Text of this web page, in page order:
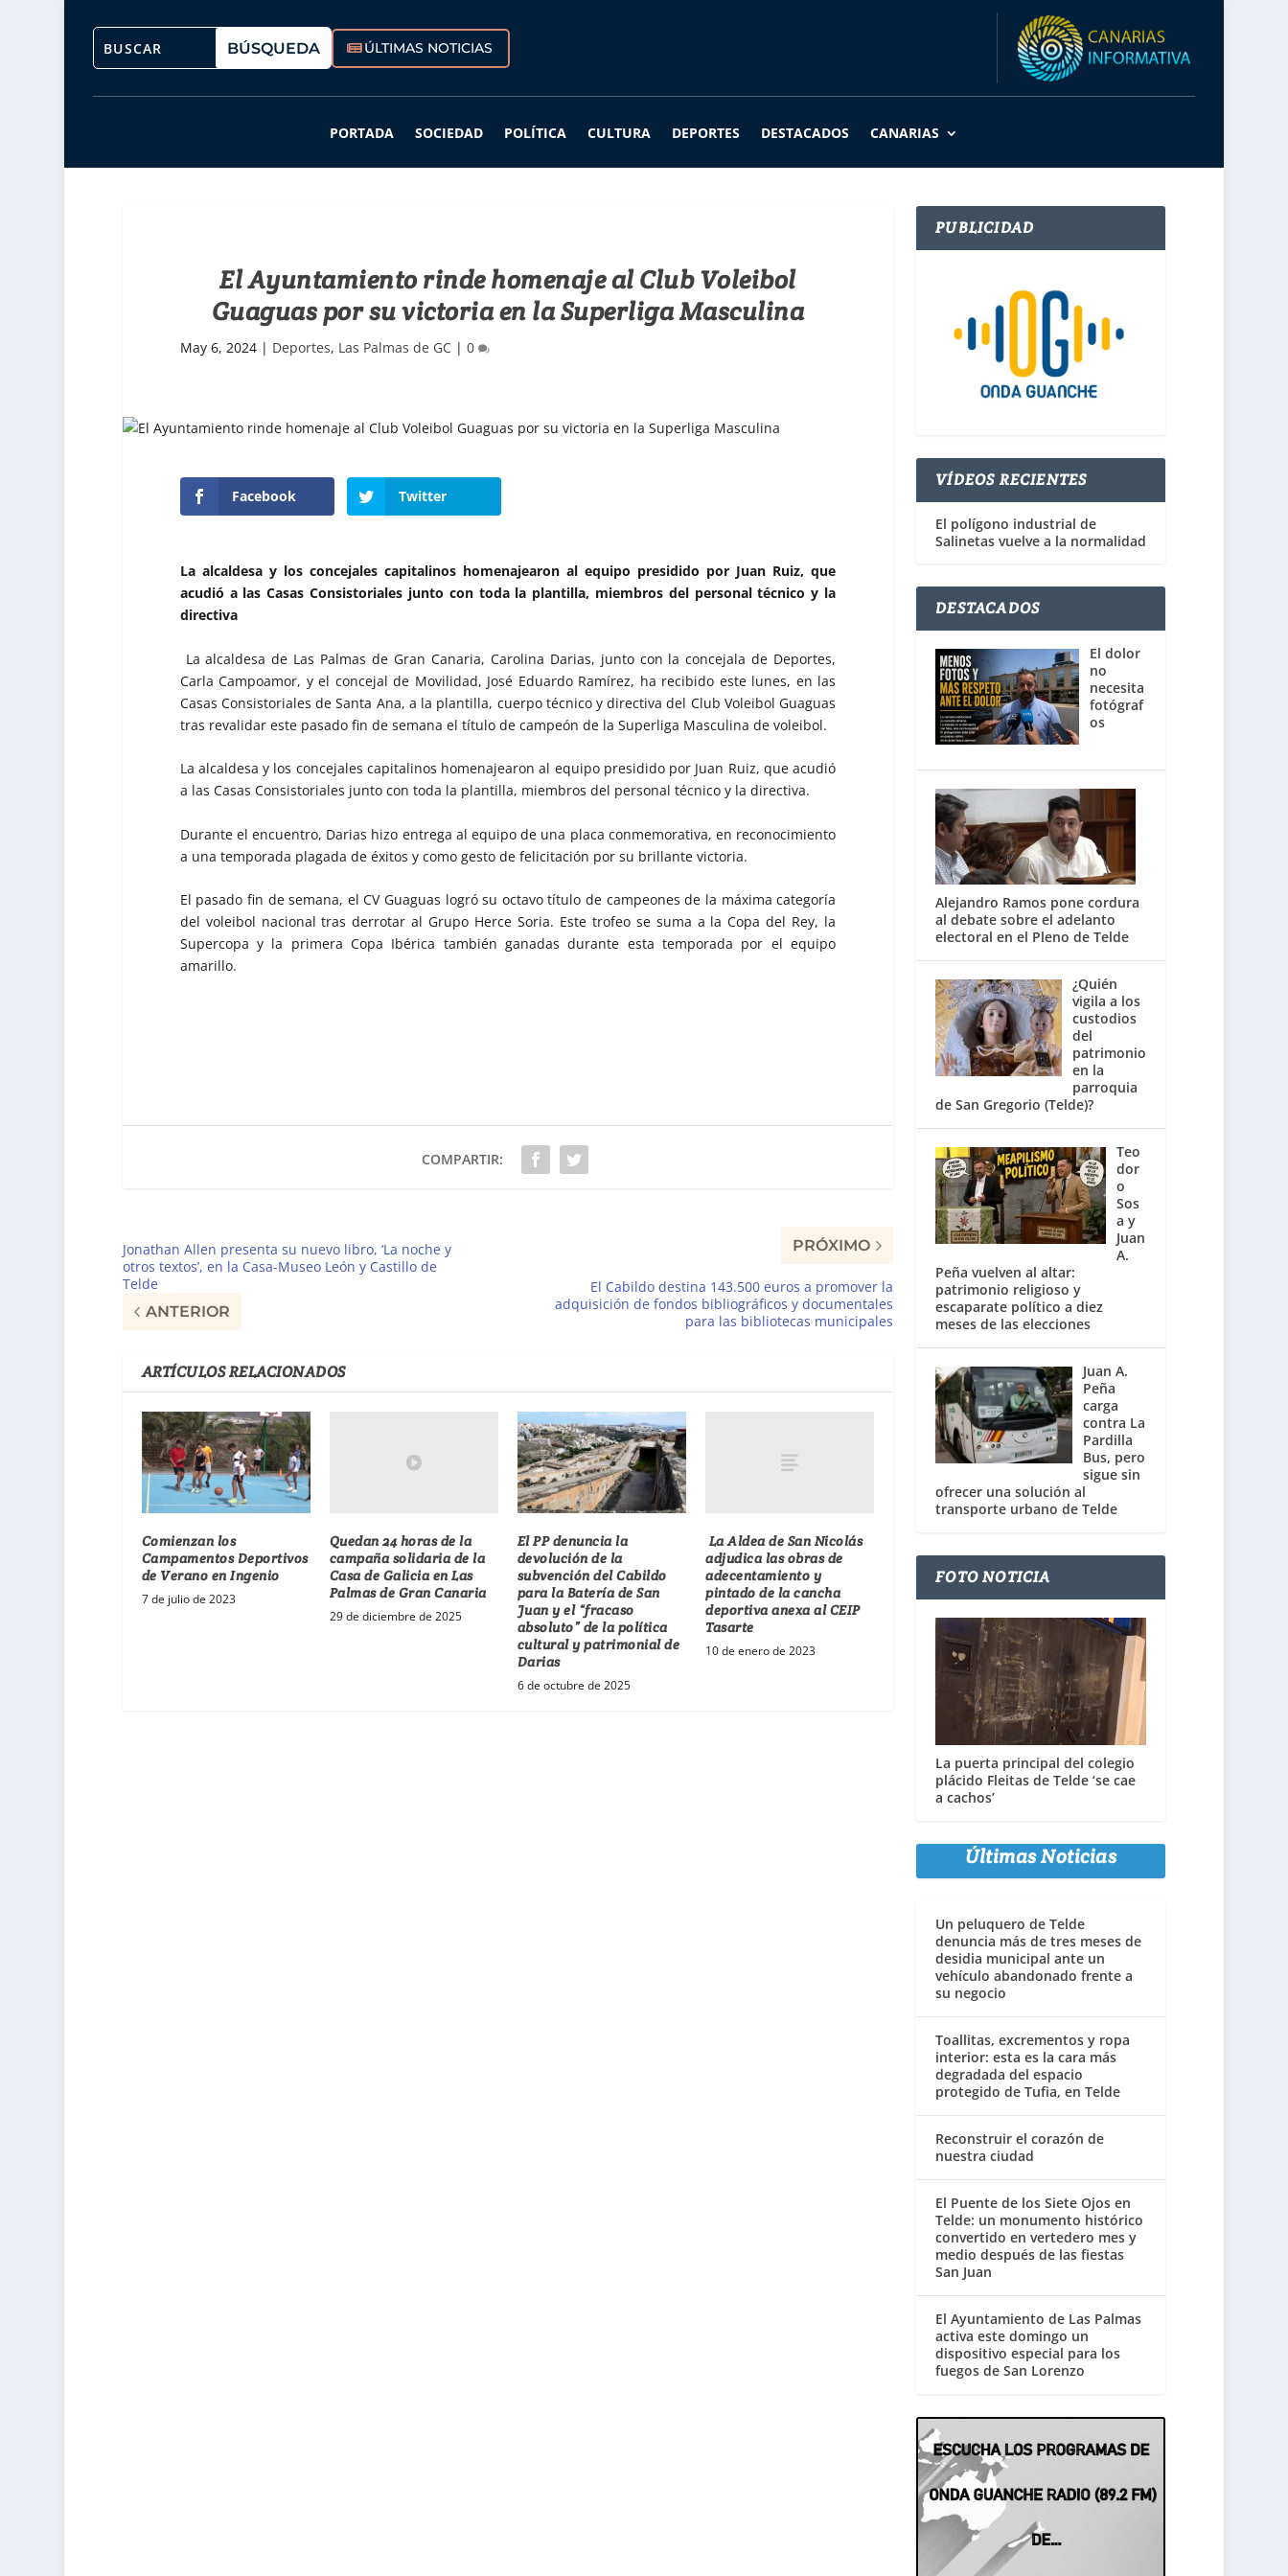
ÚLTIMAS NOTICIAS
PORTADA SOCIEDAD POLÍTICA CULTURA DEPORTES DESTACADOS CANARIAS
El Ayuntamiento rinde homenaje al Club Voleibol
Guaguas por su victoria en la Superliga Masculina
May 6, 2024| Deportes, Las Palmas de GC| 0
Facebook Twitter
La alcaldesa y los concejales capitalinos homenajearon al equipo presidido por Juan Ruiz, que
acudió a las Casas Consistoriales junto con toda la plantilla, miembros del personal técnico y la
directiva
La alcaldesa de Las Palmas de Gran Canaria, Carolina Darias, junto con la concejala de Deportes,
Carla Campoamor, y el concejal de Movilidad, José Eduardo Ramírez, ha recibido este lunes, en las
Casas Consistoriales de Santa Ana, a la plantilla, cuerpo técnico y directiva del Club Voleibol Guaguas
tras revalidar este pasado fin de semana el título de campeón de la Superliga Masculina de voleibol.
La alcaldesa y los concejales capitalinos homenajearon al equipo presidido por Juan Ruiz, que acudió
a las Casas Consistoriales junto con toda la plantilla, miembros del personal técnico y la directiva.
Durante el encuentro, Darias hizo entrega al equipo de una placa conmemorativa, en reconocimiento
a una temporada plagada de éxitos y como gesto de felicitación por su brillante victoria.
El pasado fin de semana, el CV Guaguas logró su octavo título de campeones de la máxima categoría
del voleibol nacional tras derrotar al Grupo Herce Soria. Este trofeo se suma a la Copa del Rey, la
Supercopa y la primera Copa Ibérica también ganadas durante esta temporada por el equipo
amarillo.
COMPARTIR:
Jonathan Allen presenta su nuevo libro, ‘La noche y
otros textos’, en la Casa-Museo León y Castillo de
Telde
ANTERIOR
PRÓXIMO
El Cabildo destina 143.500 euros a promover la
adquisición de fondos bibliográficos y documentales
para las bibliotecas municipales
ARTÍCULOS RELACIONADOS
Comienzan los
Campamentos Deportivos
de Verano en Ingenio
7 de julio de 2023
Quedan 24 horas de la
campaña solidaria de la
Casa de Galicia en Las
Palmas de Gran Canaria
29 de diciembre de 2025
El PP denuncia la
devolución de la
subvención del Cabildo
para la Batería de San
Juan y el “fracaso
absoluto” de la política
cultural y patrimonial de
Darias
6 de octubre de 2025
La Aldea de San Nicolás
adjudica las obras de
adecentamiento y
pintado de la cancha
deportiva anexa al CEIP
Tasarte
10 de enero de 2023
PUBLICIDAD
VÍDEOS RECIENTES
El polígono industrial de
Salinetas vuelve a la normalidad
DESTACADOS
El dolor
no
necesita
fotógraf
os
Alejandro Ramos pone cordura
al debate sobre el adelanto
electoral en el Pleno de Telde
¿Quién
vigila a los
custodios
del
patrimonio
en la
parroquia
de San Gregorio (Telde)?
Teo
dor
o
Sos
a y
Juan
A.
Peña vuelven al altar:
patrimonio religioso y
escaparate político a diez
meses de las elecciones
Juan A.
Peña
carga
contra La
Pardilla
Bus, pero
sigue sin
ofrecer una solución al
transporte urbano de Telde
FOTO NOTICIA
La puerta principal del colegio
plácido Fleitas de Telde ‘se cae
a cachos’
Últimas Noticias
Un peluquero de Telde
denuncia más de tres meses de
desidia municipal ante un
vehículo abandonado frente a
su negocio
Toallitas, excrementos y ropa
interior: esta es la cara más
degradada del espacio
protegido de Tufia, en Telde
Reconstruir el corazón de
nuestra ciudad
El Puente de los Siete Ojos en
Telde: un monumento histórico
convertido en vertedero mes y
medio después de las fiestas
San Juan
El Ayuntamiento de Las Palmas
activa este domingo un
dispositivo especial para los
fuegos de San Lorenzo